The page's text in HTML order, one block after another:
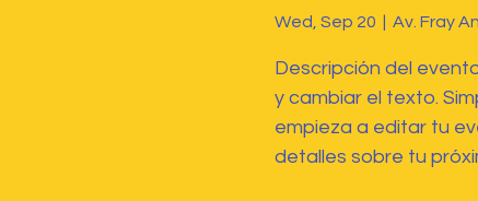
Wed, Sep 20 Av. Fray
Descripción del
y cambiar el texto.
empieza a editar tu
detalles sobre tu